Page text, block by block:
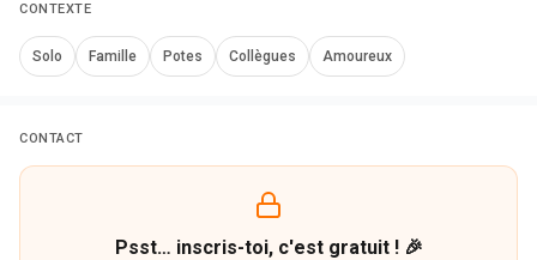
CONTEXTE
Solo Famille Potes Collègues Amoureux
CONTACT
Psst… inscris-toi, c'est gratuit ! 🎉